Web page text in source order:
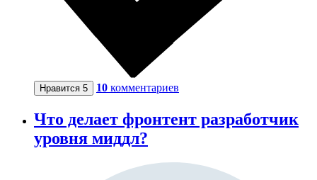
Нравится 5 10 комментариев
Что делает фронтент разработчик
уровня миддл?